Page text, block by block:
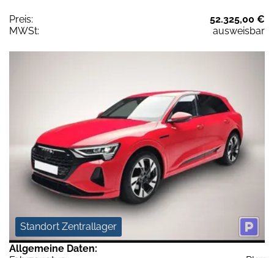
Preis:
52.325,00 €
MWSt:
ausweisbar
Standort Zentrallager
Allgemeine Daten: